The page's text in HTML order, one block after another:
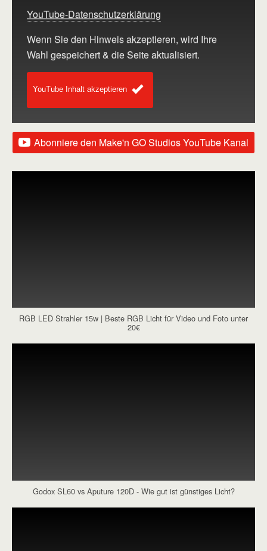
YouTube-Datenschutzerklärung
Wenn Sie den Hinweis akzeptieren, wird Ihre
Wahl gespeichert & die Seite aktualisiert.
YouTube Inhalt akzeptieren
Abonniere den Make'n GO Studios YouTube Kanal
RGB LED Strahler 15w | Beste RGB Licht für Video und Foto unter
20€
Godox SL60 vs Aputure 120D - Wie gut ist günstiges Licht?